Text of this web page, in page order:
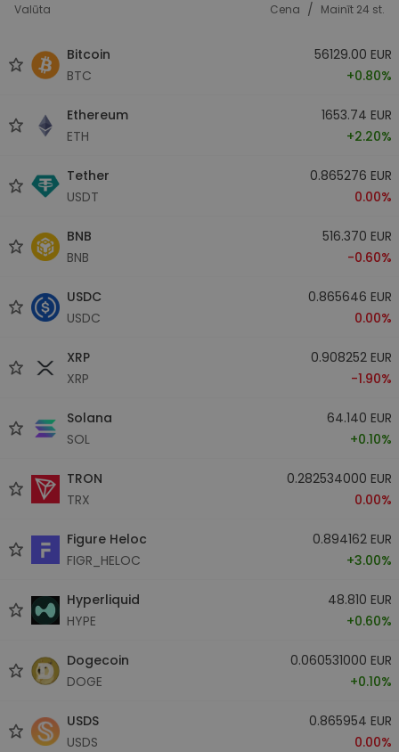
Valūta Cena / Mainīt 24 st.
Bitcoin
BTC
56129.00 EUR
+0.80%
Ethereum
ETH
1653.74 EUR
+2.20%
Tether
USDT
0.865276 EUR
0.00%
BNB
BNB
516.370 EUR
-0.60%
USDC
USDC
0.865646 EUR
0.00%
XRP
XRP
0.908252 EUR
-1.90%
Solana
SOL
64.140 EUR
+0.10%
TRON
TRX
0.282534000 EUR
0.00%
Figure Heloc
FIGR_HELOC
0.894162 EUR
+3.00%
Hyperliquid
HYPE
48.810 EUR
+0.60%
Dogecoin
DOGE
0.060531000 EUR
+0.10%
USDS
USDS
0.865954 EUR
0.00%